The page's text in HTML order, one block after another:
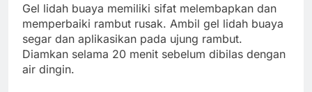
Gel lidah buaya memiliki sifat melembapkan dan
memperbaiki rambut rusak. Ambil gel lidah buaya
segar dan aplikasikan pada ujung rambut.
Diamkan selama 20 menit sebelum dibilas dengan
air dingin.